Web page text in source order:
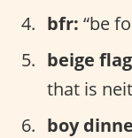
bfr: “be
beige
that is
boy